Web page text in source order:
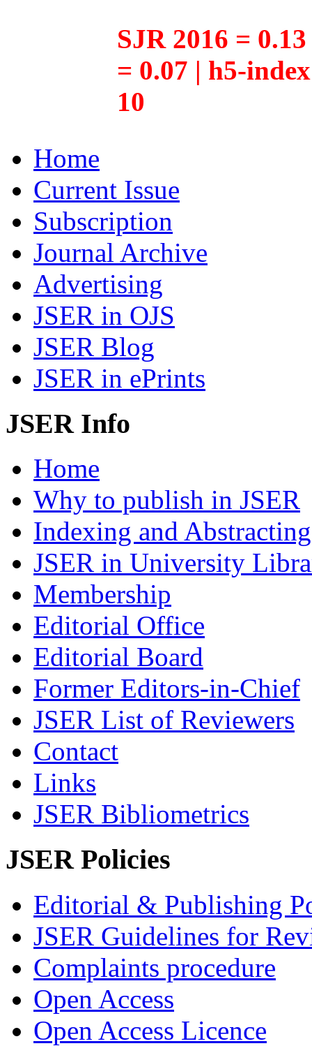
SJR 2016 =
= 0.07 | h5-
10
Home
Current Issue
Subscription
Journal Archive
Advertising
JSER in OJS
JSER Blog
JSER in ePrints
JSER Info
Home
Why to publish in JSER
Indexing and Abstracting
JSER in University
Membership
Editorial Office
Editorial Board
Former Editors-in-Chief
JSER List of Reviewers
Contact
Links
JSER Bibliometrics
JSER Policies
Editorial & Publishing
JSER Guidelines for
Complaints procedure
Open Access
Open Access Licence